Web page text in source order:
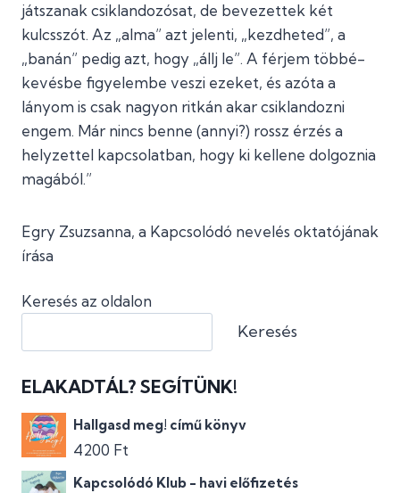
játszanak csiklandozósat, de bevezettek két
kulcsszót. Az „alma” azt jelenti, „kezdheted”, a
„banán” pedig azt, hogy „állj le”. A férjem többé-
kevésbe figyelembe veszi ezeket, és azóta a
lányom is csak nagyon ritkán akar csiklandozni
engem. Már nincs benne (annyi?) rossz érzés a
helyzettel kapcsolatban, hogy ki kellene dolgoznia
magából.”
Egry Zsuzsanna, a Kapcsolódó nevelés oktatójának
írása
Keresés az oldalon
Keresés
ELAKADTÁL? SEGÍTÜNK!
Hallgasd meg! című könyv
4200 Ft
Kapcsolódó Klub - havi előfizetés